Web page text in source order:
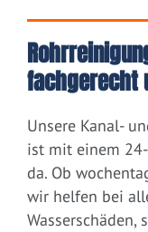
fachgerecht
Unsere Kanal-
ist mit einem
da. Ob
wir helfen bei